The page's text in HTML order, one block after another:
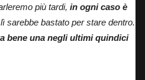
più tardi, in ogni caso è
sarebbe bastato per stare dentro.
bene una negli ultimi quindici